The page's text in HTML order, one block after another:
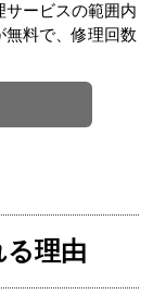
サービスの範囲内
無料で、修理回数
る理由